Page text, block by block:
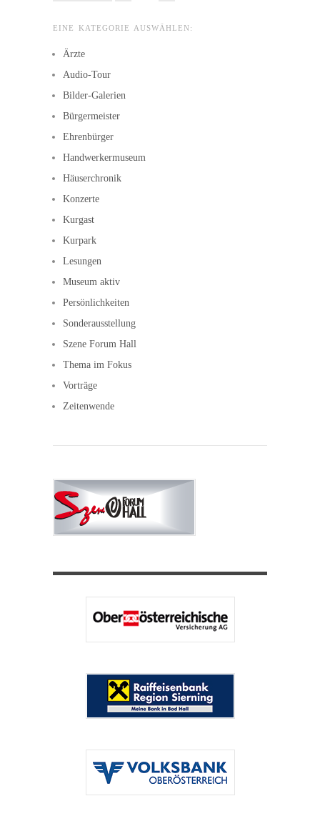
EINE KATEGORIE AUSWÄHLEN:
Ärzte
Audio-Tour
Bilder-Galerien
Bürgermeister
Ehrenbürger
Handwerkermuseum
Häuserchronik
Konzerte
Kurgast
Kurpark
Lesungen
Museum aktiv
Persönlichkeiten
Sonderausstellung
Szene Forum Hall
Thema im Fokus
Vorträge
Zeitenwende